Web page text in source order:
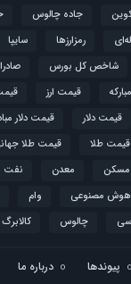
جاده چالوس
رمزارزها سایپا
شاخص کل بورس
قیمت ارز
قیمت دلار
قیمت دلار
قیمت طلا قیمت طلا
مسکن معدن نفت
هوش مصنوعی وام
چالوس کالابرگ
پیوندها درباره ما